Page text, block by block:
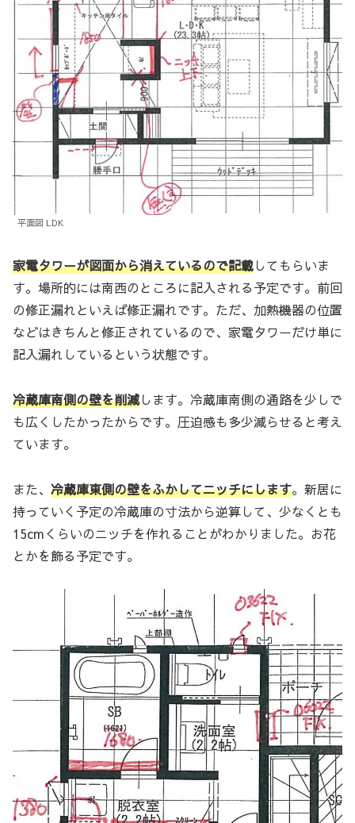
平面図 LDK
家電タワーが図面から消えているので記載してもらいま
す。場所的には南西のところに記入される予定です。前回
の修正漏れといえば修正漏れです。ただ、加熱機器の位置
などはきちんと修正されているので、家電タワーだけ単に
記入漏れしているという状態です。
冷蔵庫南側の壁を削減します。冷蔵庫南側の通路を少しで
も広くしたかったからです。圧迫感も多少減らせると考え
ています。
また、 冷蔵庫東側の壁をふかしてニッチにします。新居に
持っていく予定の冷蔵庫の寸法から逆算して、少なくとも
15cmくらいのニッチを作れることがわかりました。お花
とかを飾る予定です。